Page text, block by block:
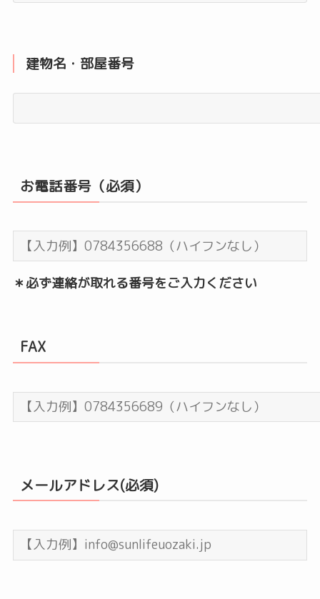
建物名・部屋番号
お電話番号（必須）
＊必ず連絡が取れる番号をご入力ください
FAX
メールアドレス(必須)